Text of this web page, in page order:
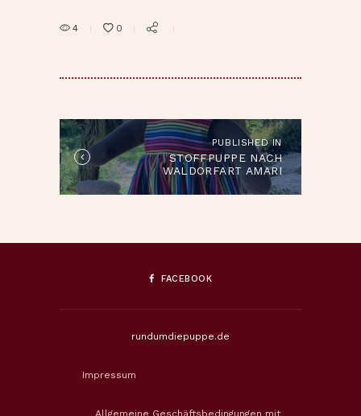
4 0
PUBLISHED INPublished
in
the
post:
STOFFPUPPE NACH
WALDORFART AMARI
FACEBOOK
rundumdiepuppe.de
Impressum
Allgemeine Geschäftsbedingungen mit